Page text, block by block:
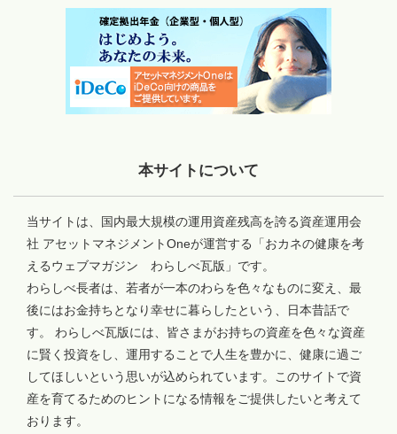
本サイトについて
当サイトは、国内最大規模の運用資産残高を誇る資産運用会
社 アセットマネジメントOneが運営する「おカネの健康を考
えるウェブマガジン わらしべ瓦版」です。
わらしべ長者は、若者が一本のわらを色々なものに変え、最
後にはお金持ちとなり幸せに暮らしたという、日本昔話で
す。 わらしべ瓦版には、皆さまがお持ちの資産を色々な資産
に賢く投資をし、運用することで人生を豊かに、健康に過ご
してほしいという思いが込められています。このサイトで資
産を育てるためのヒントになる情報をご提供したいと考えて
おります。